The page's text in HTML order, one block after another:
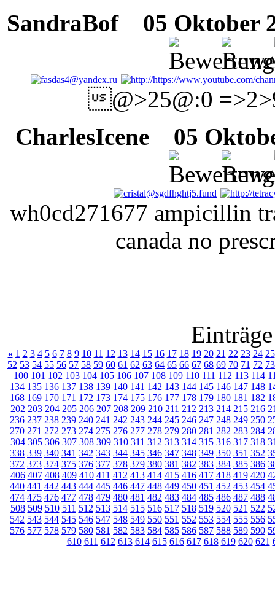
SandraBof
05 Oktober
@>25@:0
CharlesIcene
05
wh0cd271677 ampicillin
canada no
« 1 2 3 4 5 6 7 8 9 10 11 12 13 14 15 16 17 18 19 20 21 22 23 24 25
52 53 54 55 56 57 58 59 60 61 62 63 64 65 66 67 68 69 70 71 72 73
100 101 102 103 104 105 106 107 108 109 110 111 112 113 114
134 135 136 137 138 139 140 141 142 143 144 145 146 147 148
168 169 170 171 172 173 174 175 176 177 178 179 180 181 182
202 203 204 205 206 207 208 209 210 211 212 213 214 215 216
236 237 238 239 240 241 242 243 244 245 246 247 248 249 250
270 271 272 273 274 275 276 277 278 279 280 281 282 283 284
304 305 306 307 308 309 310 311 312 313 314 315 316 317 318
338 339 340 341 342 343 344 345 346 347 348 349 350 351 352
372 373 374 375 376 377 378 379 380 381 382 383 384 385 386
406 407 408 409 410 411 412 413 414 415 416 417 418 419 420
440 441 442 443 444 445 446 447 448 449 450 451 452 453 454
474 475 476 477 478 479 480 481 482 483 484 485 486 487 488
508 509 510 511 512 513 514 515 516 517 518 519 520 521 522
542 543 544 545 546 547 548 549 550 551 552 553 554 555 556
576 577 578 579 580 581 582 583 584 585 586 587 588 589 590
610 611 612 613 614 615 616 617 618 619 620 621